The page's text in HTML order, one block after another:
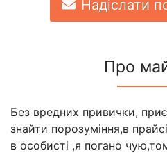
Надіслати
Про
Без вредних привички,
знайти порозуміння,в
в особисті ,я погано